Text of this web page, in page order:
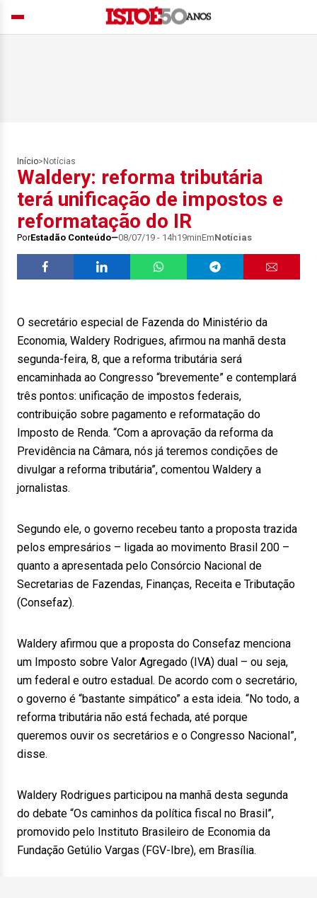
Início> Notícias
Waldery: reforma tributária
terá unificação de impostos e
reformatação do IR
PorEstadão Conteúdo 08/07/19 - 14h19minEmNotícias
O secretário especial de Fazenda do Ministério da
Economia, Waldery Rodrigues, afirmou na manhã desta
segunda-feira, 8, que a reforma tributária será
encaminhada ao Congresso “brevemente” e contemplará
três pontos: unificação de impostos federais,
contribuição sobre pagamento e reformatação do
Imposto de Renda. “Com a aprovação da reforma da
Previdência na Câmara, nós já teremos condições de
divulgar a reforma tributária”, comentou Waldery a
jornalistas.
Segundo ele, o governo recebeu tanto a proposta trazida
pelos empresários – ligada ao movimento Brasil 200 –
quanto a apresentada pelo Consórcio Nacional de
Secretarias de Fazendas, Finanças, Receita e Tributação
(Consefaz).
Waldery afirmou que a proposta do Consefaz menciona
um Imposto sobre Valor Agregado (IVA) dual – ou seja,
um federal e outro estadual. De acordo com o secretário,
o governo é “bastante simpático” a esta ideia. “No todo, a
reforma tributária não está fechada, até porque
queremos ouvir os secretários e o Congresso Nacional”,
disse.
Waldery Rodrigues participou na manhã desta segunda
do debate “Os caminhos da política fiscal no Brasil”,
promovido pelo Instituto Brasileiro de Economia da
Fundação Getúlio Vargas (FGV-Ibre), em Brasília.